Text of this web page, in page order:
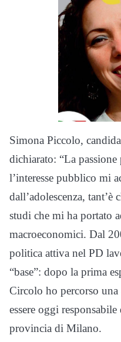
Simona Piccolo,
dichiarato: “La
l’interesse pubblico mi
dall’adolescenza,
studi che mi ha portato
macroeconomici. Dal
politica attiva nel PD
“base”: dopo la prima
Circolo ho percorso una
essere oggi
provincia di Milano.